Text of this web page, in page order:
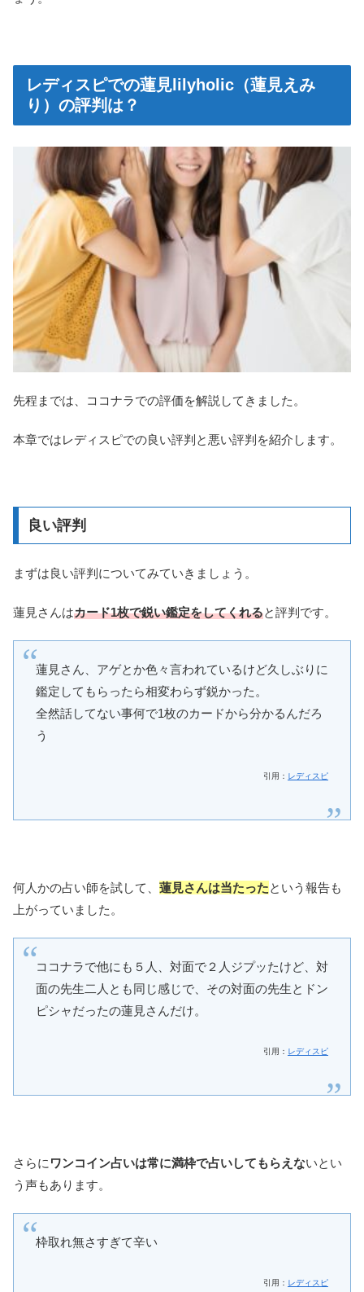
レディスピでの蓮見lilyholic（蓮見えみ
り）の評判は？
先程までは、ココナラでの評価を解説してきました。
本章ではレディスピでの良い評判と悪い評判を紹介します。
良い評判
まずは良い評判についてみていきましょう。
蓮見さんはカード1枚で鋭い鑑定をしてくれると評判です。
蓮見さん、アゲとか色々言われているけど久しぶりに
鑑定してもらったら相変わらず鋭かった。
全然話してない事何で1枚のカードから分かるんだろ
う
引用： レディスピ
何人かの占い師を試して、 蓮見さんは当たったという報告も
上がっていました。
ココナラで他にも５人、対面で２人ジプッたけど、対
面の先生二人とも同じ感じで、その対面の先生とドン
ピシャだったの蓮見さんだけ。
引用： レディスピ
さらに ワンコイン占いは常に満枠で占いしてもらえないとい
う声もあります。
枠取れ無さすぎて辛い
引用： レディスピ